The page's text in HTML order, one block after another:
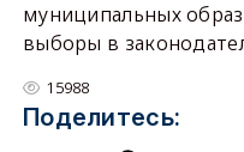
муниципальных
выборы в
15988
Поделитесь: